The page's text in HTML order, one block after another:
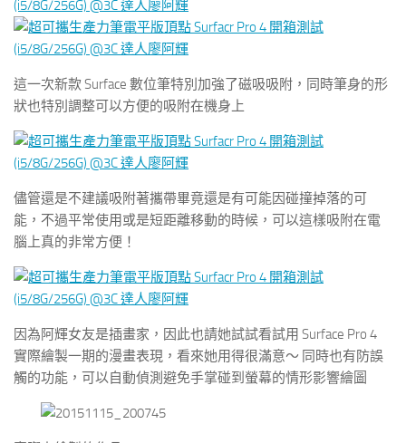
這一次新款 Surface 數位筆特別加強了磁吸吸附，同時筆身的形
狀也特別調整可以方便的吸附在機身上
儘管還是不建議吸附著攜帶畢竟還是有可能因碰撞掉落的可
能，不過平常使用或是短距離移動的時候，可以這樣吸附在電
腦上真的非常方便！
因為阿輝女友是插畫家，因此也請她試試看試用 Surface Pro 4
實際繪製一期的漫畫表現，看來她用得很滿意～ 同時也有防誤
觸的功能，可以自動偵測避免手掌碰到螢幕的情形影響繪圖